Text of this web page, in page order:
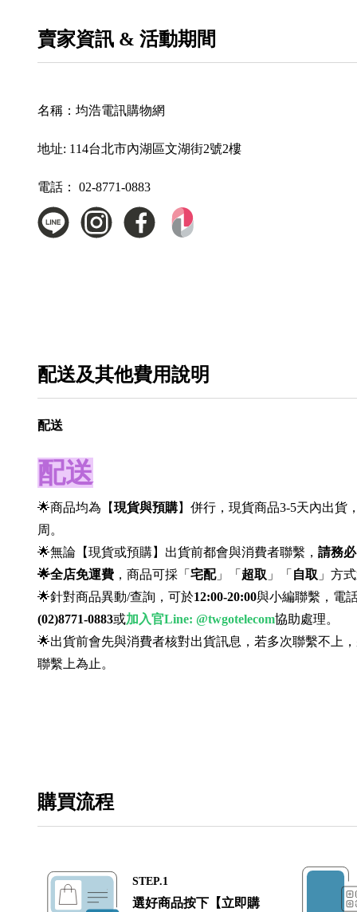
賣家資訊 & 活動期間
名稱： 均浩電訊購物網
地址: 114台北市內湖區文湖街2號2樓
電話： 02-8771-0883
配送及其他費用說明
配送
配送
🌟商品均為【現貨與預購】併行，現貨商品3-5天內出貨
周。
🌟無論【現貨或預購】出貨前都會與消費者聯繫， 請務
🌟全店免運費 ，商品可採「 宅配」「 超取 」「 自取 」方
🌟針對商品異動/查詢，可於12:00-20:00與小編聯繫，電
(02)8771-0883或加入官Line: @twgotelecom協助處理。
🌟出貨前會先與消費者核對出貨訊息，若多次聯繫不上
聯繫上為止。
購買流程
STEP.1
選好商品按下【立即購